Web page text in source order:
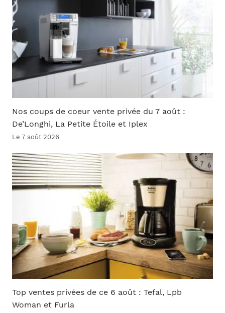
Nos coups de coeur vente privée du 7 août :
De’Longhi, La Petite Étoile et Iplex
Le 7 août 2026
Top ventes privées de ce 6 août : Tefal, Lpb
Woman et Furla